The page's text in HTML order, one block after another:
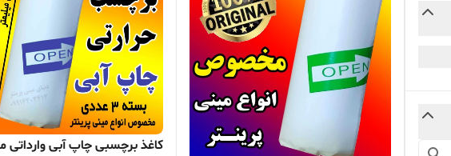
کاغذ برچسبی چاپ آبی وارداتی